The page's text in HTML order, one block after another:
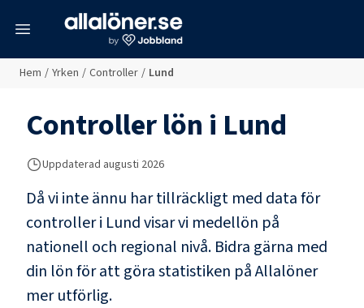
Hem / Yrken / Controller / Lund
Controllerlön i Lund
Uppdaterad augusti 2026
Då vi inte ännu har tillräckligt med data för
controlleri Lundvisar vi medellön på
nationell och regional nivå. Bidra gärna med
din lön för att göra statistiken på Allalöner
mer utförlig.